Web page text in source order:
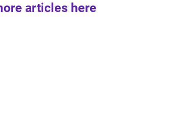
articles here